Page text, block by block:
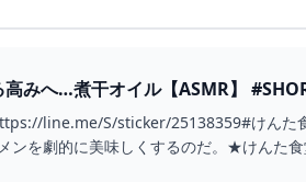
みへ…煮干オイル【ASMR】
line.me/S/sticker/25138359#けんた
ンを劇的に美味しくするのだ。★けんた